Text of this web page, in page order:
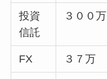
投資
信託
３００万
FX ３７万